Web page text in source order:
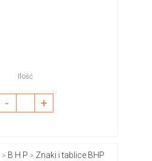
Ilość
- +
> B H P > Znaki i tablice BHP